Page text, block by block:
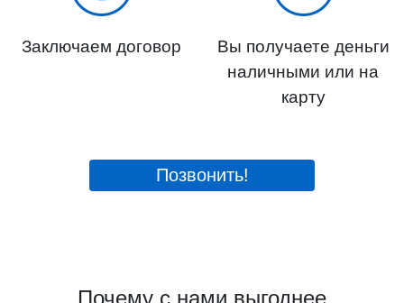
Заключаем договор
Вы получаете деньги
наличными или на
карту
Позвонить!
Почему с нами выгоднее